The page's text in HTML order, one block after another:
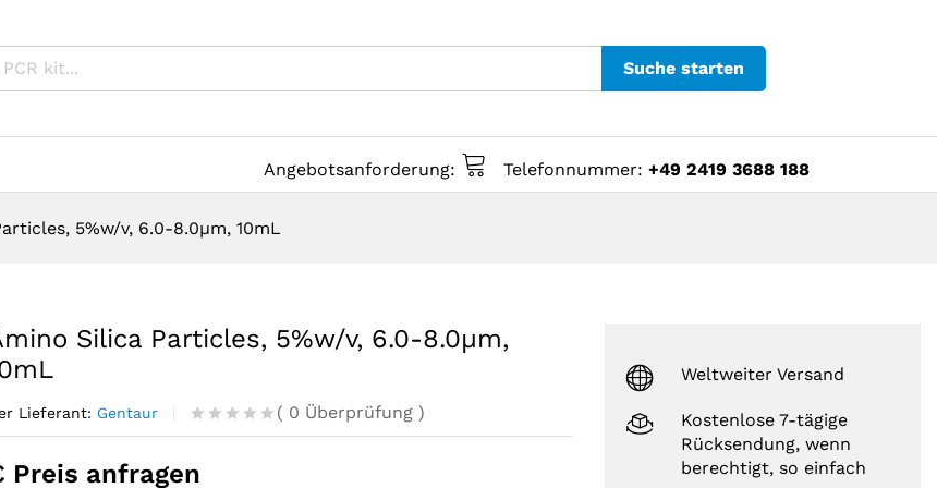
Suche starten
Angebotsanforderung: Telefonnummer: +49 2419 3688 188
5%w/v, 6.0-8.0µm, 10mL
Silica Particles, 5%w/v, 6.0-8.0µm,
Lieferant: Gentaur
R
t
0
( 0 Überprüfung)
Preis anfragen
Weltweiter Versand
Kostenlose 7-tägige
Rücksendung, wenn
berechtigt, so einfach